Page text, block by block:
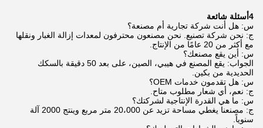
4أسئلة شائعة
س: هل أنت شركة تجارية أم مصنعة؟
ج: نحن شركة تصنيع. نحن مصنعون محترفون لمعدات إزالة الغبار ونقلها
مع أكثر من 20 عامًا من الإنتاج.
س: أين يقع مصنعك؟
الجواب: يقع المصنع في هيبي، الصين، على بعد 50 دقيقة بالسكك
الحديدية من بكين.
س: هل تقدمون خدمات OEM؟
ج: نعم، أي شعار مطلوب متاح.
س: ما هي القدرة الإنتاجية لشركتك؟
ج: مصنعنا يغطي مساحة تزيد عن 20،000 متر مربع وينتج 2000 آلة
سنوياً.